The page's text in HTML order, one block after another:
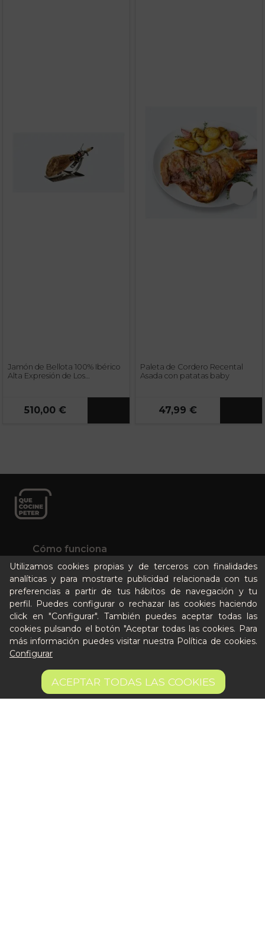
160 € AÑADIR A LA CESTA
Jamón de Bellota 100% Ibérico
Alta Expresión de Los
510,00 €
Paleta de Cordero Recental
Asada con patatas baby
47,99 €
Utilizamos cookies propias y de terceros con finalidades
analíticas y para mostrarte publicidad relacionada con tus
preferencias a partir de tus hábitos de navegación y tu
perfil. Puedes configurar o rechazar las cookies haciendo
click en "Configurar". También puedes aceptar todas las
cookies pulsando el botón "Aceptar todas las cookies. Para
más información puedes visitar nuestra Política de cookies.
Configurar
ACEPTAR TODAS LAS COOKIES
Cómo funciona
Nuestros planes
Casos de éxito
Soy un particular
Quién es Peter
Recursos / Blog
Cultura
Llámanos al 644 52 51 02
Escríbenos al Whatsapp
Escríbenos al correo